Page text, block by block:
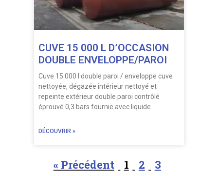
CUVE 15 000 L D’OCCASION
DOUBLE ENVELOPPE/PAROI
Cuve 15 000 l double paroi / enveloppe cuve
nettoyée, dégazée intérieur nettoyé et
repeinte extérieur double paroi contrôlé
éprouvé 0,3 bars fournie avec liquide
DÉCOUVRIR »
« Précédent 1 2 3